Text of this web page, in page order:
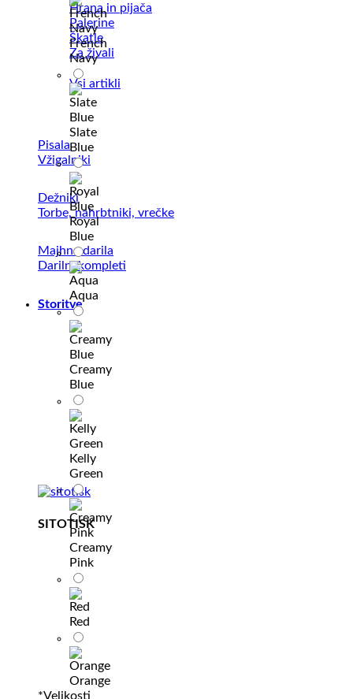
Hrana in pijača
Palerine
Škatle
Za živali
Vsi artikli
Pisala
Vžigalniki
Dežniki
Torbe, nahrbtniki, vrečke
Majhna darila
Darilni kompleti
Storitve
SITOTISK
French
Navy
Slate
Blue
Royal
Blue
Aqua
Creamy
Blue
Kelly
Green
Creamy
Pink
Red
Orange
*Velikosti